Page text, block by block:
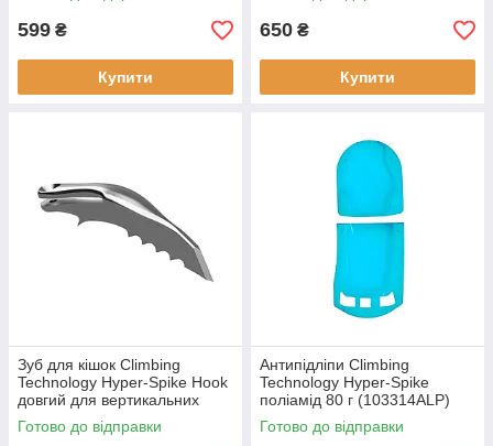
599 ₴
Купити
650 ₴
Купити
Зуб для кішок Climbing
Technology Hyper-Spike Hook
довгий для вертикальних
льодоспадів (103311ALP)
чорний новий
Готово до відправки
Антипідліпи Climbing
Technology Hyper-Spike
поліамід 80 г (103314ALP)
зносостійкі для альпінізму
Готово до відправки